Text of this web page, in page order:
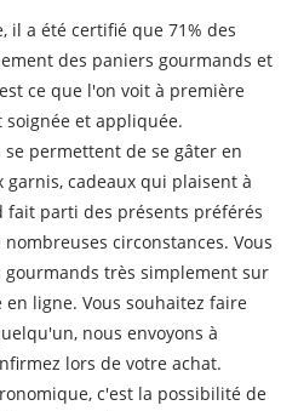
il a été certifié que 71% des
des paniers gourmands et
ce que l'on voit à première
et appliquée.
permettent de se gâter en
garnis, cadeaux qui plaisent à
fait parti des présents préférés
circonstances. Vous
très simplement sur
ligne. Vous souhaitez faire
nous envoyons à
lors de votre achat.
c'est la possibilité de